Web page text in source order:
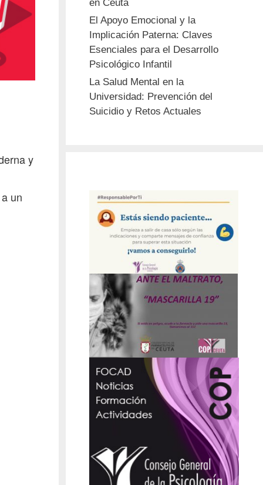
y
un
en Ceuta
El Apoyo Emocional y la
Implicación Paterna: Claves
Esenciales para el Desarrollo
Psicológico Infantil
La Salud Mental en la
Universidad: Prevención del
Suicidio y Retos Actuales